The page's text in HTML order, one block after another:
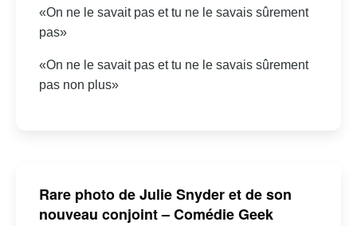
«On ne le savait pas et tu ne le savais sûrement
pas»
«On ne le savait pas et tu ne le savais sûrement
pas non plus»
Rare photo de Julie Snyder et de son
nouveau conjoint – Comédie Geek